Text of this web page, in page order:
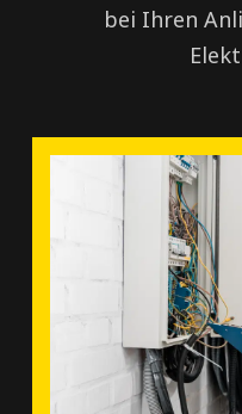
bei Ihren